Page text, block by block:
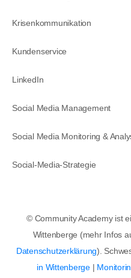
Krisenkommunikation
Kundenservice
LinkedIn
Social Media Management
Social Media Monitoring &
Social-Media-Strategie
© Community Academy ist
Wittenberge (mehr Infos
Datenschutzerklärung).
in Wittenberge |